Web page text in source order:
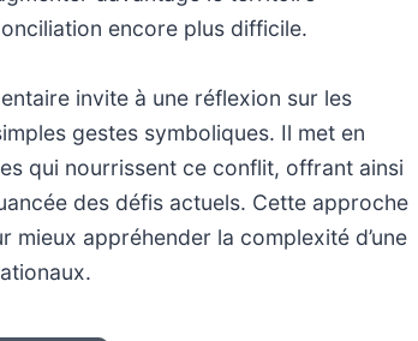
encore plus difficile.
invite à une réflexion sur les
gestes symboliques. Il met en
qui nourrissent ce conflit, offrant ainsi
des défis actuels. Cette approche
appréhender la complexité d’une